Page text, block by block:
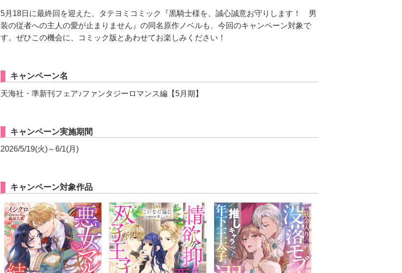
5月18日に最終回を迎えた、タテヨミコミック『黒騎士様を、誠心誠意お守りします！ 男
装の従者への主人の愛が止まりません』の同名原作ノベルも、今回のキャンペーン対象で
す。ぜひこの機会に、コミック版とあわせてお楽しみください！
キャンペーン名
天海社・準新刊フェア♪ファンタジーロマンス編【5月期】
キャンペーン実施期間
2026/5/19(火)～6/1(月)
キャンペーン対象作品